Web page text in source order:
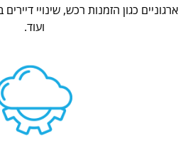
ארגוניים כגון הזמנות רכש, שינויי
ועוד.